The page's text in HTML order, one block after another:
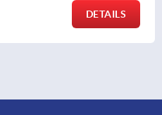
DETAILS